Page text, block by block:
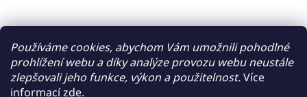
Používáme cookies, abychom Vám umožnili pohodlné
prohlížení webu a díky analýze provozu webu neustále
zlepšovali jeho funkce, výkon a použitelnost.Více
informacízde.